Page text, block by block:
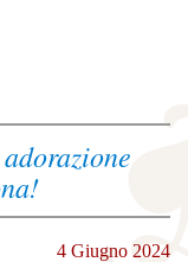
4 Giugno 2024